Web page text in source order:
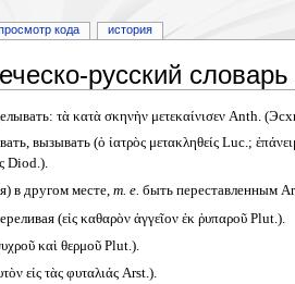
русский
τὰ κατὰ σκηνὴν μετεκαίνισεν Anth.
вызывать (ὁ ἰατρὸς μετακληθείς Luc.;
Diod.).
в другом месте, т. е. быть переставленным
(εἰς καθαρὸν ἀγγεῖον ἐκ ῥυπαροῦ Plut.).
καὶ θερμοῦ Plut.).
εἰς τὰς φυταλιάς Arst.).
кода история